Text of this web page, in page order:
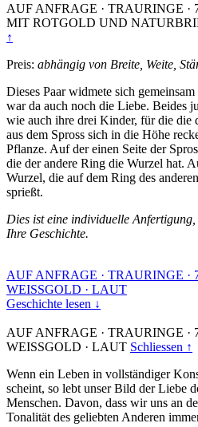
AUF ANFRAGE · TRAURINGE ·
MIT ROTGOLD UND
↑
Preis: abhängig von Breite, Weite,
Dieses Paar widmete sich
war da auch noch die Liebe. Beides
wie auch ihre drei Kinder, für die die
aus dem Spross sich in die Höhe
Pflanze. Auf der einen Seite der
die der andere Ring die Wurzel hat.
Wurzel, die auf dem Ring des
sprießt.
Dies ist eine individuelle
Ihre Geschichte.
AUF ANFRAGE · TRAURINGE ·
WEISSGOLD · LAUT
Geschichte lesen ↓
AUF ANFRAGE · TRAURINGE ·
WEISSGOLD · LAUT Schliessen ↑
Wenn ein Leben in vollständiger
scheint, so lebt unser Bild der Liebe
Menschen. Davon, dass wir uns an
Tonalität des geliebten Anderen